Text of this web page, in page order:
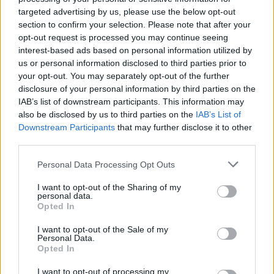
targeted advertising by us, please use the below opt-out
section to confirm your selection. Please note that after your
opt-out request is processed you may continue seeing
interest-based ads based on personal information utilized by
us or personal information disclosed to third parties prior to
your opt-out. You may separately opt-out of the further
disclosure of your personal information by third parties on the
IAB’s list of downstream participants. This information may
also be disclosed by us to third parties on the IAB’s List of
Downstream Participants that may further disclose it to other
Please note that this website/app uses one or more Google
not limited to your visit or usage behaviour. You may click to
grant or deny consent to Google and its third-party tags to
use your data for below specified purposes in below Google
consent section.
Personal Data Processing Opt Outs
I want to opt-out of the Sharing of my
personal data.
Opted In
I want to opt-out of the Sale of my
Personal Data.
Opted In
I want to opt-out of processing my
La sua presenza a Brno è pensata come un passo
verso il ritorno in gara: la verifica medica
permetterà ai medici di valutare la sua reale
idoneità a risalire in sella e a confrontarsi
nuovamente con le esigenze di un calendario
agonistico intenso. Il suo rientro, se confermato,
rappresenterebbe un segnale di recupero
importante per la squadra e per i tifosi.
Entrambe le storie sono legate a una parola
chiave comune: equilibrio tra prudenza e
ambizione.
AUTORE